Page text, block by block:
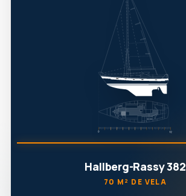
Hallberg-Rassy 382
70 M² DE VELA